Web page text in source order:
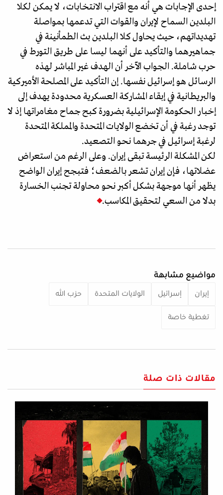
إحدى الإجابات هي أنه مع اقتراب الانتخابات، لا يمكن لكلا
البلدين السماح لإيران والقوات التي تدعمها بمواصلة
تهديداتهم، حيث يحاول كلا البلدين بث الطمأنينة في
جماهيرهما والتأكيد على أنهما ليسا على طريق التورط في
حرب شاملة. الجواب الآخر أن الهدف غير المباشر لهذه
الرسائل هو إسرائيل نفسها. إن التأكيد على المصلحة الأميركية
والبريطانية في إبقاء المشاركة العسكرية محدودة يهدف إلى
إخبار الحكومة الإسرائيلية بضرورة كبح جماح مغامراتها إذ لا
توجد رغبة في أن تخضع الولايات المتحدة والمملكة المتحدة
لرغبة إسرائيل في جرهما نحو التصعيد.
لكن المشكلة الرئيسة تبقى إيران. وعلى الرغم من استعراض
عضلاتها، فإن إيران تشعر بالضعف؛ فتبجح إيران الواضح
يظهر أنها موجهة بشكل أكبر نحو محاولة تجنب الخسارة
بدلا من السعي لتحقيق المكاسب.
مواضيع مشابهة
إيران إسرائيل الولايات المتحدة حزب الله
تغطية خاصة
مقالات ذات صلة